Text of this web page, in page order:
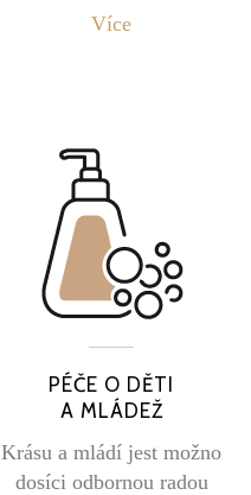
Více
PÉČE O DĚTI
A MLÁDEŽ
Krásu a mládí jest možno
dosíci odbornou radou